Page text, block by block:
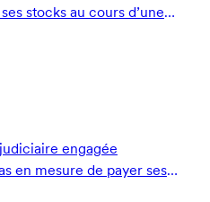
stocks au cours d’une
engagée
en mesure de payer ses